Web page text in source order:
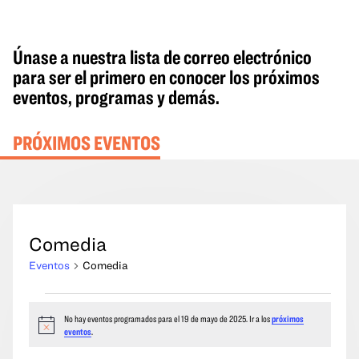
Únase a nuestra lista de correo electrónico
para ser el primero en conocer los próximos
eventos, programas y demás.
PRÓXIMOS EVENTOS
Comedia
Eventos Comedia
del
Aviso
No hay eventos programados para el 19 de mayo de 2025. Ir a lospróximos
eventos.